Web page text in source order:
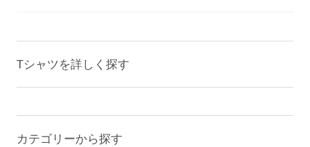
Tシャツを詳しく探す
カテゴリーから探す